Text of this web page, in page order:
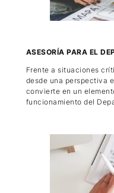
ASESORÍA PARA EL
Frente a situaciones
desde una perspectiva
convierte en un
funcionamiento del